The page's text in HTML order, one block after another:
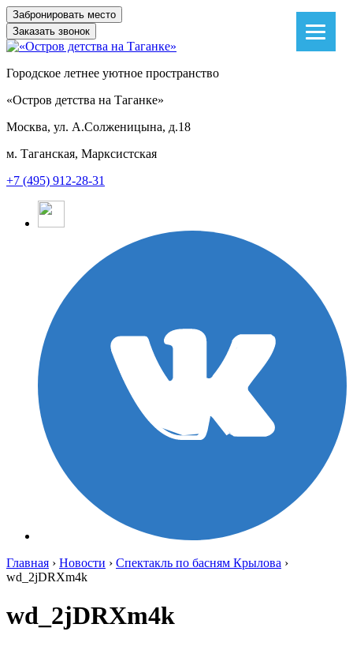
Заказать звонок
Городское летнее уютное пространство
«Остров детства на Таганке»
Москва, ул. А.Солженицына, д.18
м. Таганская, Марксистская
+7 (495) 912-28-31
Главная › Новости › Спектакль по басням Крылова ›
wd_2jDRXm4k
wd_2jDRXm4k